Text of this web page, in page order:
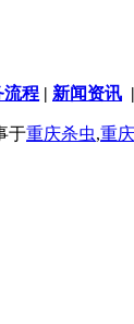
流程 | 新闻资讯 |
于重庆杀虫,重